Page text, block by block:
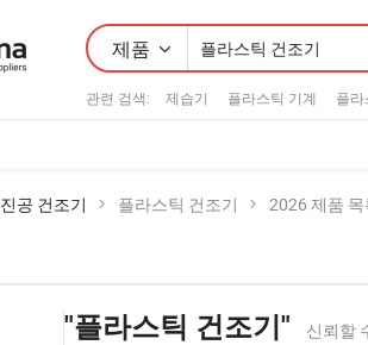
제품
관련 검색: 제습기 플라스틱 기계 플
진공 건조기 플라스틱 건조기 2026 제품 목
"플라스틱 건조기" 신뢰할